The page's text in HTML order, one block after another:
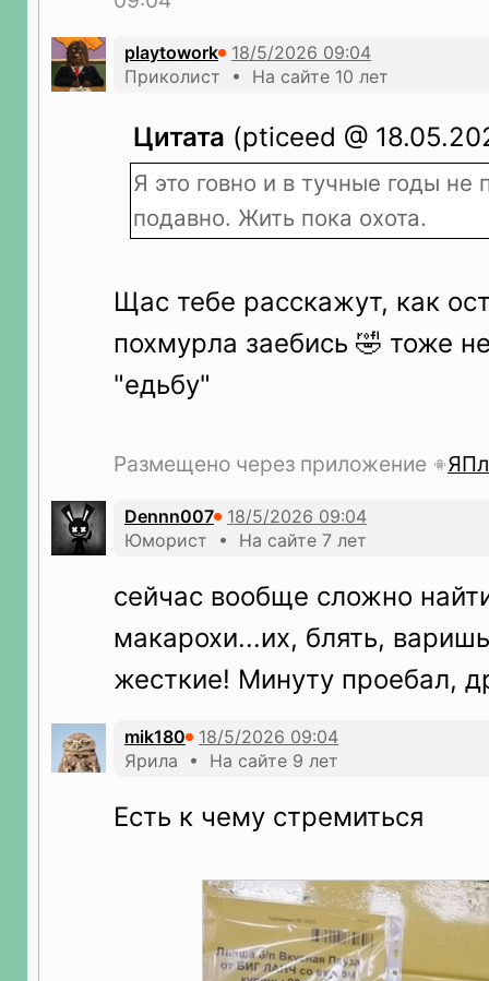
playtowork
Приколист • На сайте 10 лет
Цитата (pticeed @
Я это говно и в тучные годы не
подавно. Жить пока охота.
Щас тебе расскажут, как
похмурла заебись 🤣 тоже
"едьбу"
Размещено через приложение
Dennn007
Юморист • На сайте 7 лет
сейчас вообще сложно
макарохи...их, блять,
жесткие! Минуту проебал,
mik180
Ярила • На сайте 9 лет
Есть к чему стремиться